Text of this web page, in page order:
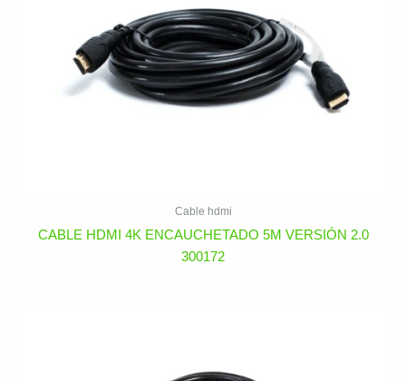
Cable hdmi
CABLE HDMI 4K ENCAUCHETADO 5M VERSIÓN 2.0
300172